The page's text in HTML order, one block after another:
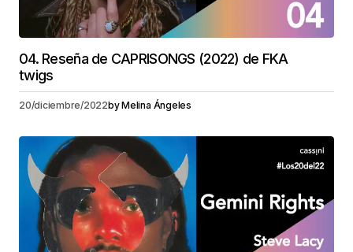
04. Reseña de CAPRISONGS (2022) de FKA
twigs
20/diciembre/2022byMelina Ángeles